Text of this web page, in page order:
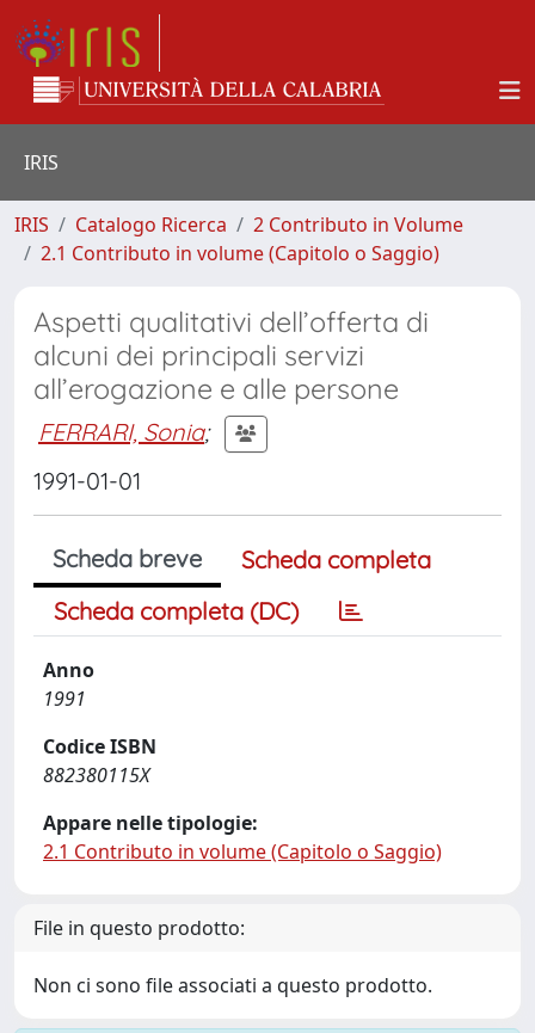
IRIS
IRIS Catalogo Ricerca
2 Contributo in Volume
2.1 Contributo in volume (Capitolo o Saggio)
Aspetti qualitativi dell’offerta di
alcuni dei principali servizi
all’erogazione e alle persone
FERRARI, Sonia;
1991-01-01
Scheda breve
Scheda completa
Scheda completa (DC)
Anno
1991
Codice ISBN
882380115X
Appare nelle tipologie:
2.1 Contributo in volume (Capitolo o Saggio)
File in questo prodotto:
Non ci sono file associati a questo prodotto.